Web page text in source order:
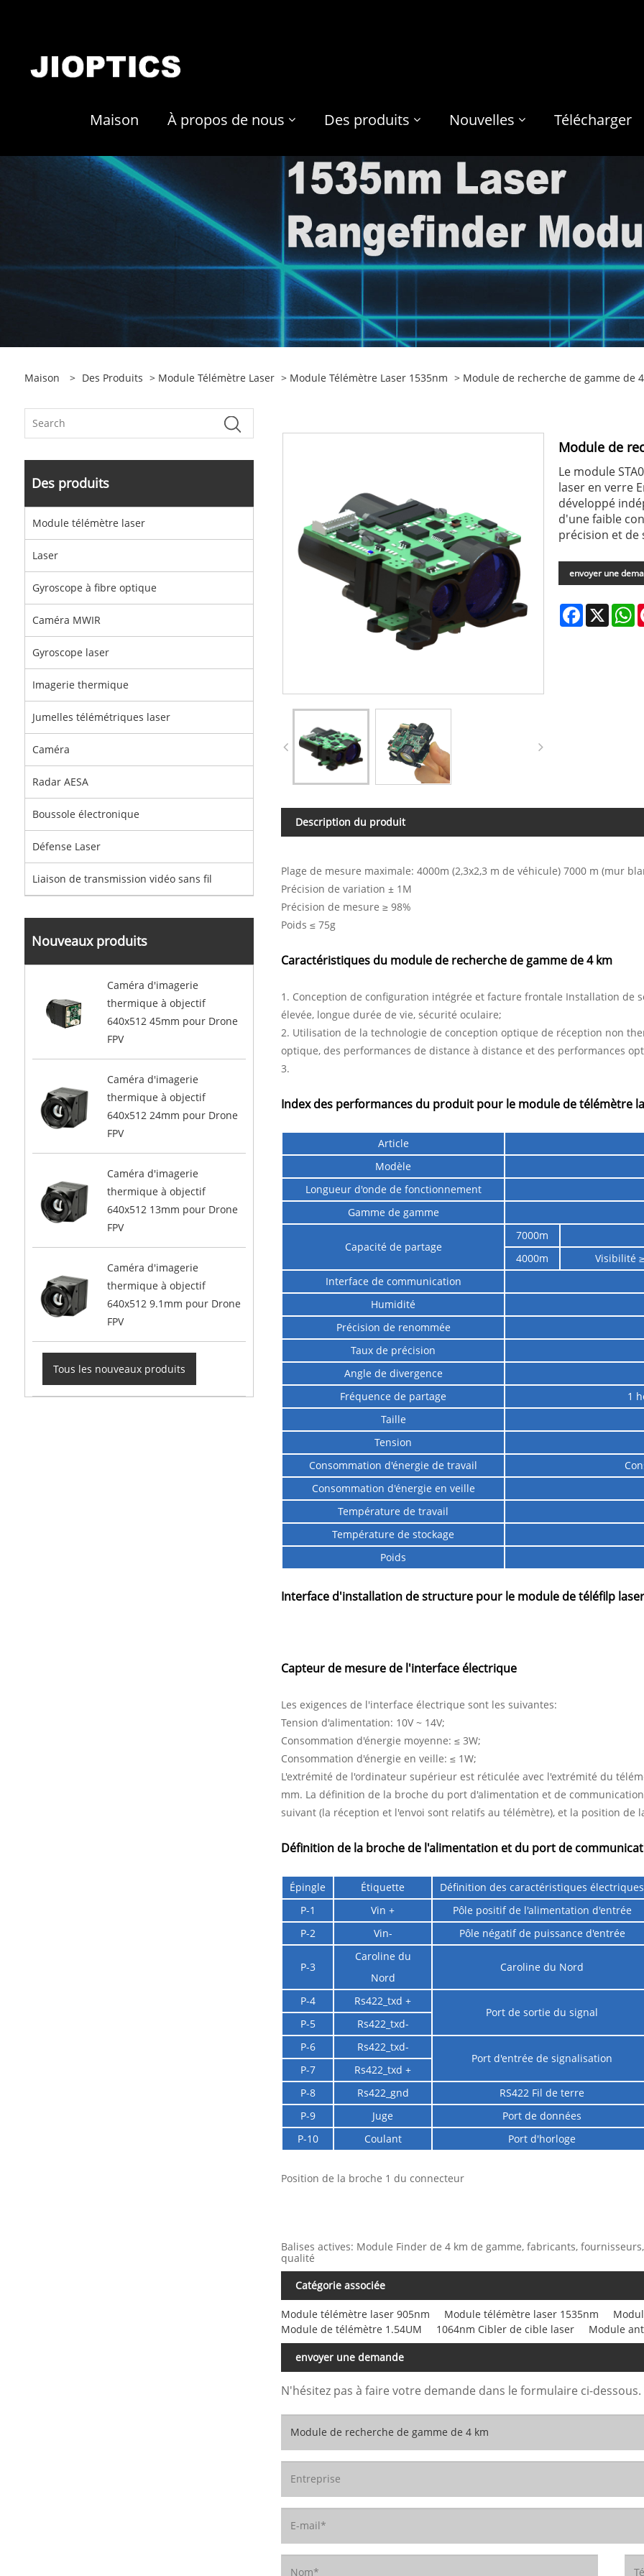
Maison À propos de nous Des produits Nouvelles Télécharger
Maison > Des Produits > Module Télémètre Laser > Module Télémètre Laser 1535nm > Module de recherche de gamme de
Des produits
Module télémètre laser
Laser
Gyroscope à fibre optique
Caméra MWIR
Gyroscope laser
Imagerie thermique
Jumelles télémétriques laser
Caméra
Radar AESA
Boussole électronique
Défense Laser
Liaison de transmission vidéo sans fil
Nouveaux produits
Caméra d'imagerie
thermique à objectif
640x512 45mm pour Drone
FPV
Caméra d'imagerie
thermique à objectif
640x512 24mm pour Drone
FPV
Caméra d'imagerie
thermique à objectif
640x512 13mm pour Drone
FPV
Caméra d'imagerie
thermique à objectif
640x512 9.1mm pour Drone
FPV
Tous les nouveaux produits
Module de
Le module
laser en verre
développé
d'une faible
précision et de
envoyer une
Facebook
X
Description du produit
Plage de mesure maximale: 4000m (2,3x2,3 m de véhicule) 7000 m (mur
Précision de variation ± 1M
Précision de mesure ≥ 98%
Poids ≤ 75g
Caractéristiques du module de recherche de gamme de 4 km
1. Conception de configuration intégrée et facture frontale Installation de
élevée, longue durée de vie, sécurité oculaire;
2. Utilisation de la technologie de conception optique de réception non
optique, des performances de distance à distance et des performances
3.
Index des performances du produit pour le module de télémètre
Article
Modèle
Longueur d'onde de fonctionnement
Gamme de gamme
Capacité de partage
7000m
4000m
Visibilité
Interface de communication
Humidité
Précision de renommée
Taux de précision
Angle de divergence
Fréquence de partage
1
Taille
Tension
Consommation d'énergie de travail
Consommation d'énergie en veille
Température de travail
Température de stockage
Poids
Interface d'installation de structure pour le module de téléfilp laser
Capteur de mesure de l'interface électrique
Les exigences de l'interface électrique sont les suivantes:
Tension d'alimentation: 10V ~ 14V;
Consommation d'énergie moyenne: ≤ 3W;
Consommation d'énergie en veille: ≤ 1W;
L'extrémité de l'ordinateur supérieur est réticulée avec l'extrémité du
mm. La définition de la broche du port d'alimentation et de
suivant (la réception et l'envoi sont relatifs au télémètre), et la position
Définition de la broche de l'alimentation et du port de
Épingle Étiquette
Définition des caractéristiques électriques
P-1
Vin +
Pôle positif de l'alimentation d'entrée
P-2
Vin- Pôle négatif de puissance d'entrée
P-3
Caroline du
Nord
Caroline du Nord
P-4
Rs422_txd +
Port de sortie du signal
P-5
Rs422_txd-
P-6
Rs422_txd-
Port d'entrée de signalisation
P-7
Rs422_txd +
P-8
Rs422_gnd
RS422 Fil de terre
P-9
Juge
Port de données
P-10
Coulant Port d'horloge
Position de la broche 1 du connecteur
Balises actives: Module Finder de 4 km de gamme, fabricants,
qualité
Catégorie associée
Module télémètre laser 905nm Module télémètre laser 1535nm
Module de télémètre 1.54UM
1064nm Cibler de cible laser Module
envoyer une demande
N'hésitez pas à faire votre demande dans le formulaire ci-